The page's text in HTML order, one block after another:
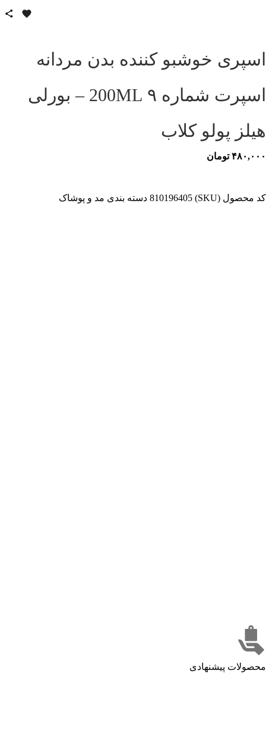
اسپری خوشبو کننده بدن مردانه
اسپرت شماره ۹ 200ML – بورلی
هیلز پولو کلاب
۴۸۰,۰۰۰ تومان
کد محصول (SKU) 810196405 دسته بندی مد و پوشاک
محصولات پیشنهادی